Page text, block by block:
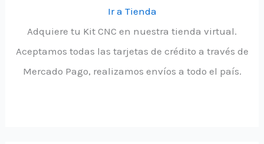
Ir a Tienda
Adquiere tu Kit CNC en nuestra tienda virtual.
Aceptamos todas las tarjetas de crédito a través de
Mercado Pago, realizamos envíos a todo el país.